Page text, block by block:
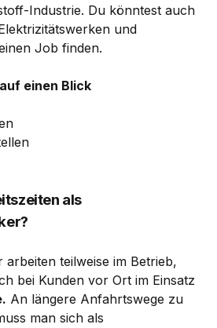
Industrie. Du könntest auch
und
Job finden.
einen Blick
als
arbeiten teilweise im Betrieb,
bei Kunden vor Ort im Einsatz
An längere Anfahrtswege zu
man sich als